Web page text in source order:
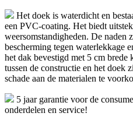
Het doek is waterdicht en
een PVC-coating. Het biedt
weersomstandigheden. De naden
bescherming tegen waterlekkage
het dak bevestigd met 5 cm
tussen de constructie en het doek
schade aan de materialen te
5 jaar garantie voor de
onderdelen en service!